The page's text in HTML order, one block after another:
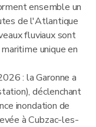
ensemble un
de l'Atlantique
fluviaux sont
unique en
: la Garonne a
déclenchant
inondation de
à Cubzac-les-